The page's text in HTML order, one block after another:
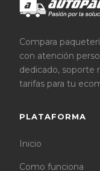
Compara
con atención
dedicado, soporte
tarifas para tu
PLATAFORMA
Inicio
Como funciona